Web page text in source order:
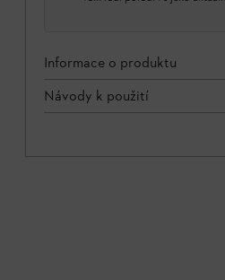
Informace o produktu
Návody k použití